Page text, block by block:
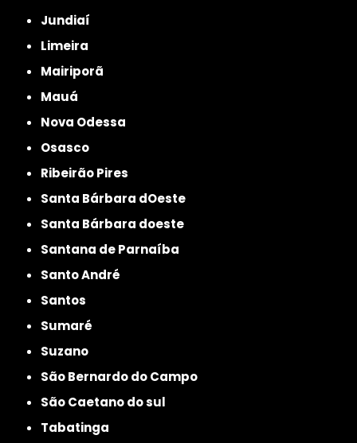
Jundiaí
Limeira
Mairiporã
Mauá
Nova Odessa
Osasco
Ribeirão Pires
Santa Bárbara dOeste
Santa Bárbara doeste
Santana de Parnaíba
Santo André
Santos
Sumaré
Suzano
São Bernardo do Campo
São Caetano do sul
Tabatinga